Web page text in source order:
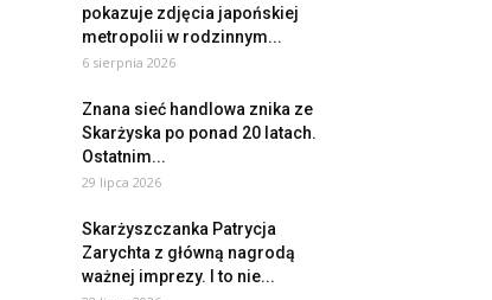
pokazuje zdjęcia japońskiej
metropolii w rodzinnym...
6 sierpnia 2026
Znana sieć handlowa znika ze
Skarżyska po ponad 20 latach.
Ostatnim...
29 lipca 2026
Skarżyszczanka Patrycja
Zarychta z główną nagrodą
ważnej imprezy. I to nie...